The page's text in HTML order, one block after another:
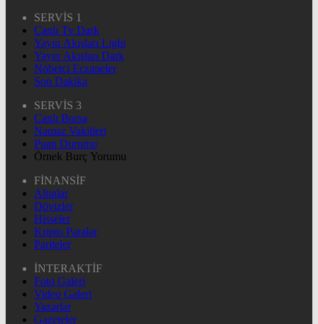
SERVİS 1
Canlı Tv Dark
Yayın Akışları Light
Yayın Akışları Dark
Nöbetçi Eczaneler
Son Dakika
SERVİS 3
Canlı Borsa
Namaz Vakitleri
Puan Durumu
Örnek Burç Yorumu
FİNANSİF
Altınlar
Dövizler
Hisseler
Kripto Paralar
Pariteler
İNTERAKTİF
Foto Galeri
Video Galeri
Yazarlar
Gazeteler